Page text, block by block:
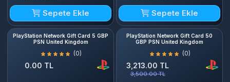
Sepete Ekle Sepete Ekle
PlayStation Network Gift Card 5 GBP
PSN United Kingdom
(0)
0.00 TL
PlayStation Network Gift Card 50
GBP PSN United Kingdom
(0)
3,213.00 TL
3,500.00 TL